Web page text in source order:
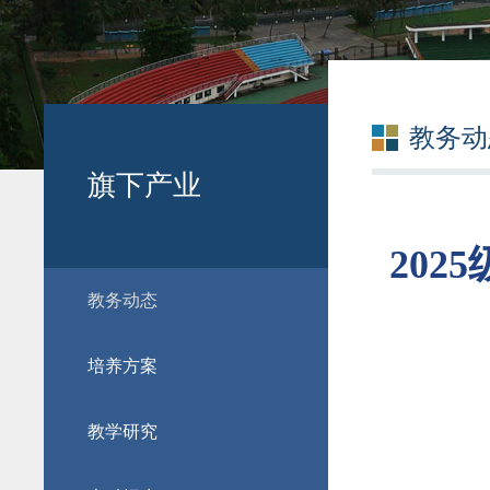
旗下产业
教务动态
培养方案
教学研究
教务
2025